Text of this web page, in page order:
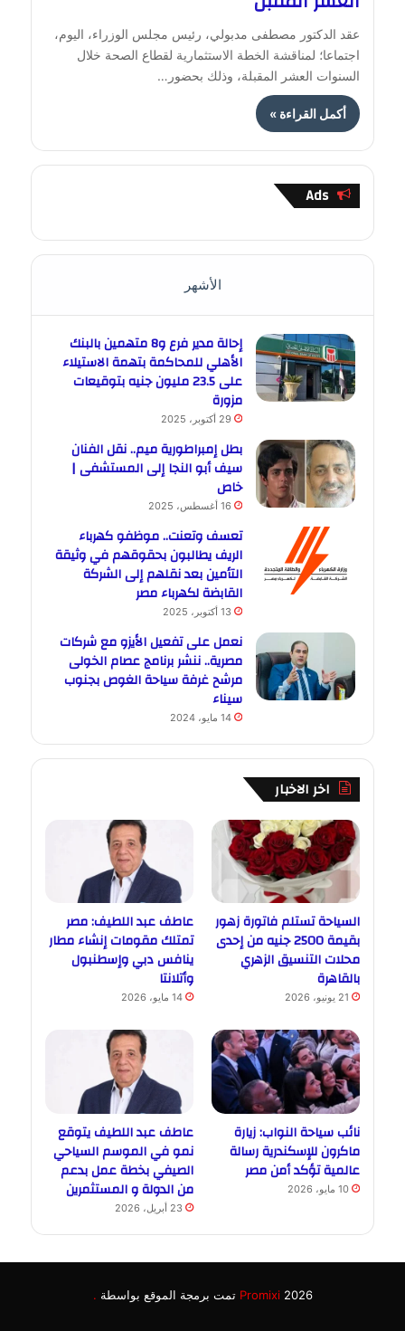
عقد الدكتور مصطفى مدبولي، رئيس مجلس الوزراء، اليوم،
اجتماعا؛ لمناقشة الخطة الاستثمارية لقطاع الصحة خلال
السنوات العشر المقبلة، وذلك بحضور…
أكمل القراءة »
Ads
الأشهر
إحالة مدير فرع و8 متهمين بالبنك
الأهلي للمحاكمة بتهمة الاستيلاء
على 23.5 مليون جنيه بتوقيعات
مزورة
29 أكتوبر، 2025
بطل إمبراطورية ميم.. نقل الفنان
سيف أبو النجا إلى المستشفى |
خاص
16 أغسطس، 2025
تعسف وتعنت.. موظفو كهرباء
الريف يطالبون بحقوقهم في وثيقة
التأمين بعد نقلهم إلى الشركة
القابضة لكهرباء مصر
13 أكتوبر، 2025
نعمل على تفعيل الأيزو مع شركات
مصرية.. ننشر برنامج عصام الخولى
مرشح غرفة سياحة الغوص بجنوب
سيناء
14 مايو، 2024
اخر الاخبار
السياحة تستلم فاتورة زهور
بقيمة 2500 جنيه من إحدى
محلات التنسيق الزهري
بالقاهرة
21 يونيو، 2026
عاطف عبد اللطيف: مصر
تمتلك مقومات إنشاء مطار
ينافس دبي وإسطنبول
وأتلانتا
14 مايو، 2026
نائب سياحة النواب: زيارة
ماكرون للإسكندرية رسالة
عالمية تؤكد أمن مصر
10 مايو، 2026
عاطف عبد اللطيف يتوقع
نمو في الموسم السياحي
الصيفي بخطة عمل بدعم
من الدولة و المستثمرين
23 أبريل، 2026
Promixi2026 تمت برمجة الموقع بواسطة .